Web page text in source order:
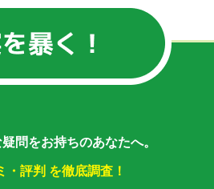
問をお持ちのあなたへ。
・評判 を徹底調査！